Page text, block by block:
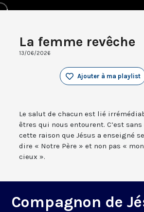
La femme revêche
13/06/2026
Ajouter à ma playlist
Le salut de chacun est lié
êtres qui nous entourent. C’est
cette raison que Jésus a enseigné
dire « Notre Père » et non pas «
cieux ».
Compagnon de